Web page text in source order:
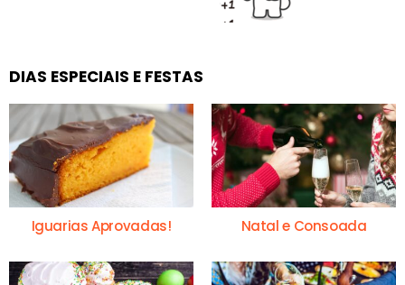
DIAS ESPECIAIS E FESTAS
Iguarias Aprovadas! Natal e Consoada